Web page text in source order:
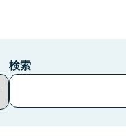
検索